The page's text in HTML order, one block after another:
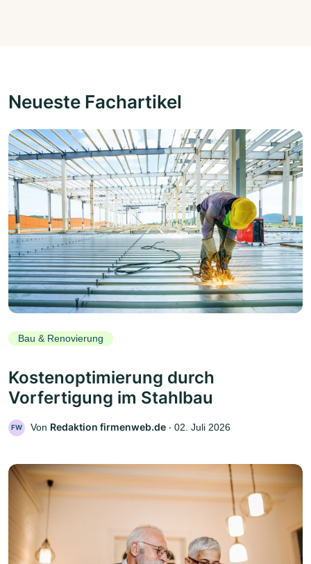
Neueste Fachartikel
Bau & Renovierung
Kostenoptimierung durch
Vorfertigung im Stahlbau
FW Von Redaktion firmenweb.de ‧ 02. Juli 2026